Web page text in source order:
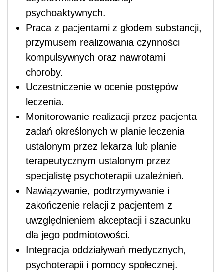
psychoaktywnych.
Praca z pacjentami z głodem substancji,
przymusem realizowania czynności
kompulsywnych oraz nawrotami
choroby.
Uczestniczenie w ocenie postępów
leczenia.
Monitorowanie realizacji przez pacjenta
zadań określonych w planie leczenia
ustalonym przez lekarza lub planie
terapeutycznym ustalonym przez
specjalistę psychoterapii uzależnień.
Nawiązywanie, podtrzymywanie i
zakończenie relacji z pacjentem z
uwzględnieniem akceptacji i szacunku
dla jego podmiotowości.
Integracja oddziaływań medycznych,
psychoterapii i pomocy społecznej.